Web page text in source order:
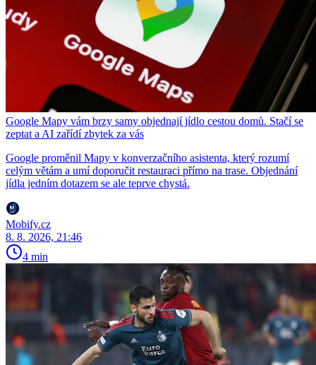
Google Mapy vám brzy samy objednají jídlo cestou domů. Stačí se
zeptat a AI zařídí zbytek za vás
Google proměnil Mapy v konverzačního asistenta, který rozumí
celým větám a umí doporučit restauraci přímo na trase. Objednání
jídla jedním dotazem se ale teprve chystá.
Mobify.cz
8. 8. 2026, 21:46
4 min